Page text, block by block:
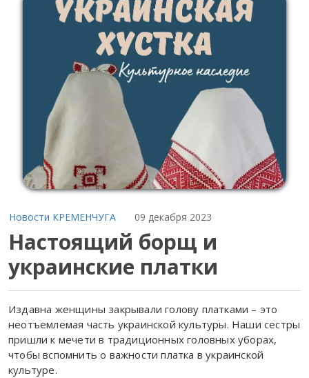
Новости КРЕМЕНЧУГА 09 декабря 2023
Настоящий борщ и
украинские платки
Издавна женщины закрывали голову платками – это
неотъемлемая часть украинской культуры. Наши сестры
пришли к мечети в традиционных головных уборах,
чтобы вспомнить о важности платка в украинской
культуре.